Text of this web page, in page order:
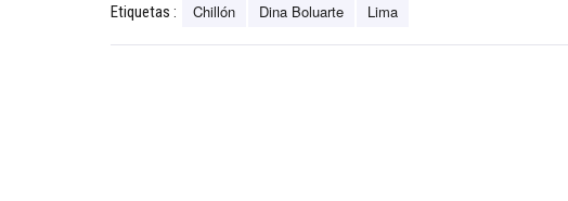
Etiquetas : Chillón Dina Boluarte Lima